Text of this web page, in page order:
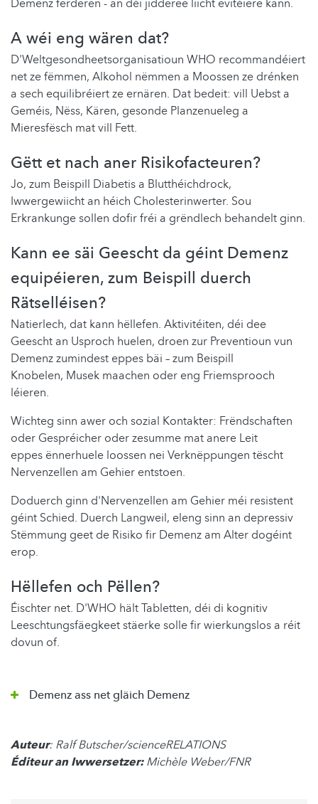
Demenz fërderen - an déi jidderee liicht evitéiere kann.
A wéi eng wären dat?
D'Weltgesondheetsorganisatioun WHO recommandéiert
net ze fëmmen, Alkohol nëmmen a Moossen ze drénken
a sech equilibréiert ze ernären. Dat bedeit: vill Uebst a
Geméis, Nëss, Kären, gesonde Planzenueleg a
Mieresfësch mat vill Fett.
Gëtt et nach aner Risikofacteuren?
Jo, zum Beispill Diabetis a Blutthéichdrock,
Iwwergewiicht an héich Cholesterinwerter. Sou
Erkrankunge sollen dofir fréi a grëndlech behandelt ginn.
Kann ee säi Geescht da géint Demenz
equipéieren, zum Beispill duerch
Rätselléisen?
Natierlech, dat kann hëllefen. Aktivitéiten, déi dee
Geescht an Usproch huelen, droen zur Preventioun vun
Demenz zumindest eppes bäi – zum Beispill
Knobelen, Musek maachen oder eng Friemsprooch
léieren.
Wichteg sinn awer och sozial Kontakter: Frëndschaften
oder Gespréicher oder zesumme mat anere Leit
eppes ënnerhuele loossen nei Verknëppungen tëscht
Nervenzellen am Gehier entstoen.
Doduerch ginn d'Nervenzellen am Gehier méi resistent
géint Schied. Duerch Langweil, eleng sinn an depressiv
Stëmmung geet de Risiko fir Demenz am Alter dogéint
erop.
Hëllefen och Pëllen?
Éischter net. D'WHO hält Tabletten, déi di kognitiv
Leeschtungsfäegkeet stäerke solle fir wierkungslos a réit
dovun of.
Demenz ass net gläich Demenz
Auteur: Ralf Butscher/scienceRELATIONS
Éditeur an Iwwersetzer:Michèle Weber/FNR